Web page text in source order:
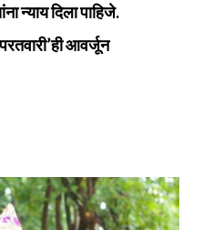
न्याय दिला पाहिजे.
आवर्जून